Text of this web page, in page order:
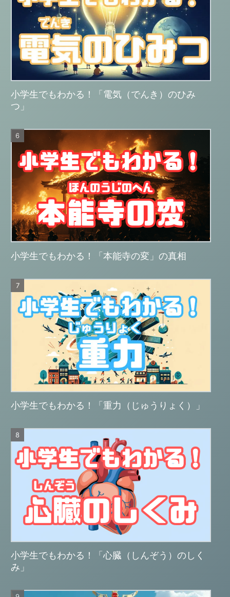
小学生でもわかる！「電気（でんき）のひみ
つ」
小学生でもわかる！「本能寺の変」の真相
小学生でもわかる！「重力（じゅうりょく）」
小学生でもわかる！「心臓（しんぞう）のしく
み」